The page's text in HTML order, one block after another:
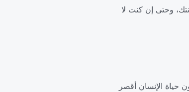
وحتى إن كنت لا
حياة الإنسان أقصر